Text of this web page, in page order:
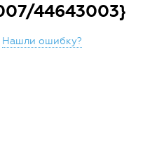
44643003}
Нашли ошибку?